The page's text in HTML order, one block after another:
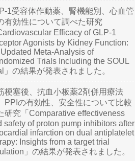
1受容体作動薬、腎機能別、心血管
有効性について調べた研究
Efficacy of GLP-1
Agonists by Kidney Function:
Meta-Analysis of
Trials Including the SOUL
」の結果が発表されました。
梗塞後、抗血小板薬2剤併用療法
PPIの有効性、安全性について比較
研究「Comparative effectiveness
safety of proton pump inhibitors after
infarction on dual antiplatelet
Insights from a target trial
」の結果が発表されました。